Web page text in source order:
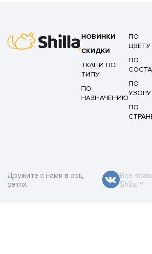
НОВИНКИ
СКИДКИ
ТКАНИ ПО
ТИПУ
ПО
НАЗНАЧЕНИЮ
ПО
ЦВЕТУ
ПО
ПО
УЗОРУ
ПО
Дружите с нами в соц.
сетях:
Все
Shilla™